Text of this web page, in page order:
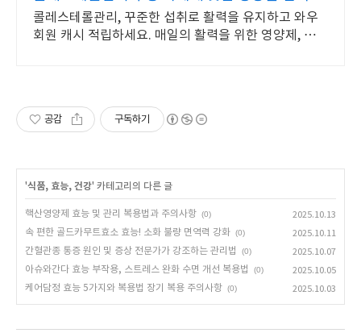
콜레스테롤관리, 꾸준한 섭취로 활력을 유지하고 와우
회원 캐시 적립하세요. 매일의 활력을 위한 영양제, 편리
공감 구독하기
'식품, 효능, 건강' 카테고리의 다른 글
핵산영양제 효능 및 관리 복용법과 주의사항 (0)
2025.10.13
속 편한 골드카무트효소 효능! 소화 불량 면역력 강화 (0)
2025.10.11
간혈관종 통증 원인 및 증상 전문가가 강조하는 관리법
(0)
2025.10.07
아슈와간다 효능 부작용, 스트레스 완화 수면 개선 복용법
(0)
2025.10.05
케어담정 효능 5가지와 복용법 장기 복용 주의사항 (0) 2025.10.03